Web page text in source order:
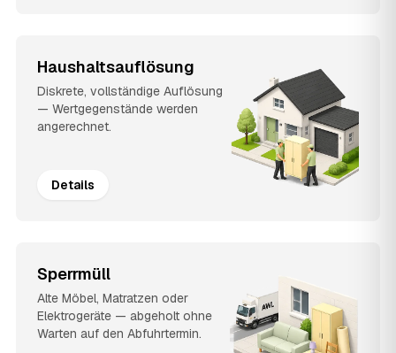
Haushaltsauflösung
Diskrete, vollständige Auflösung
— Wertgegenstände werden
angerechnet.
Details
Sperrmüll
Alte Möbel, Matratzen oder
Elektrogeräte — abgeholt ohne
Warten auf den Abfuhrtermin.